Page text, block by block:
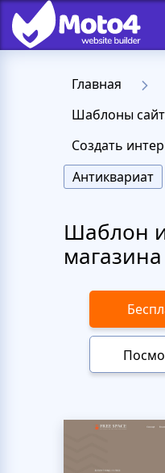
Главная
Шаблоны
Создать
Антиквариат
Шаблон